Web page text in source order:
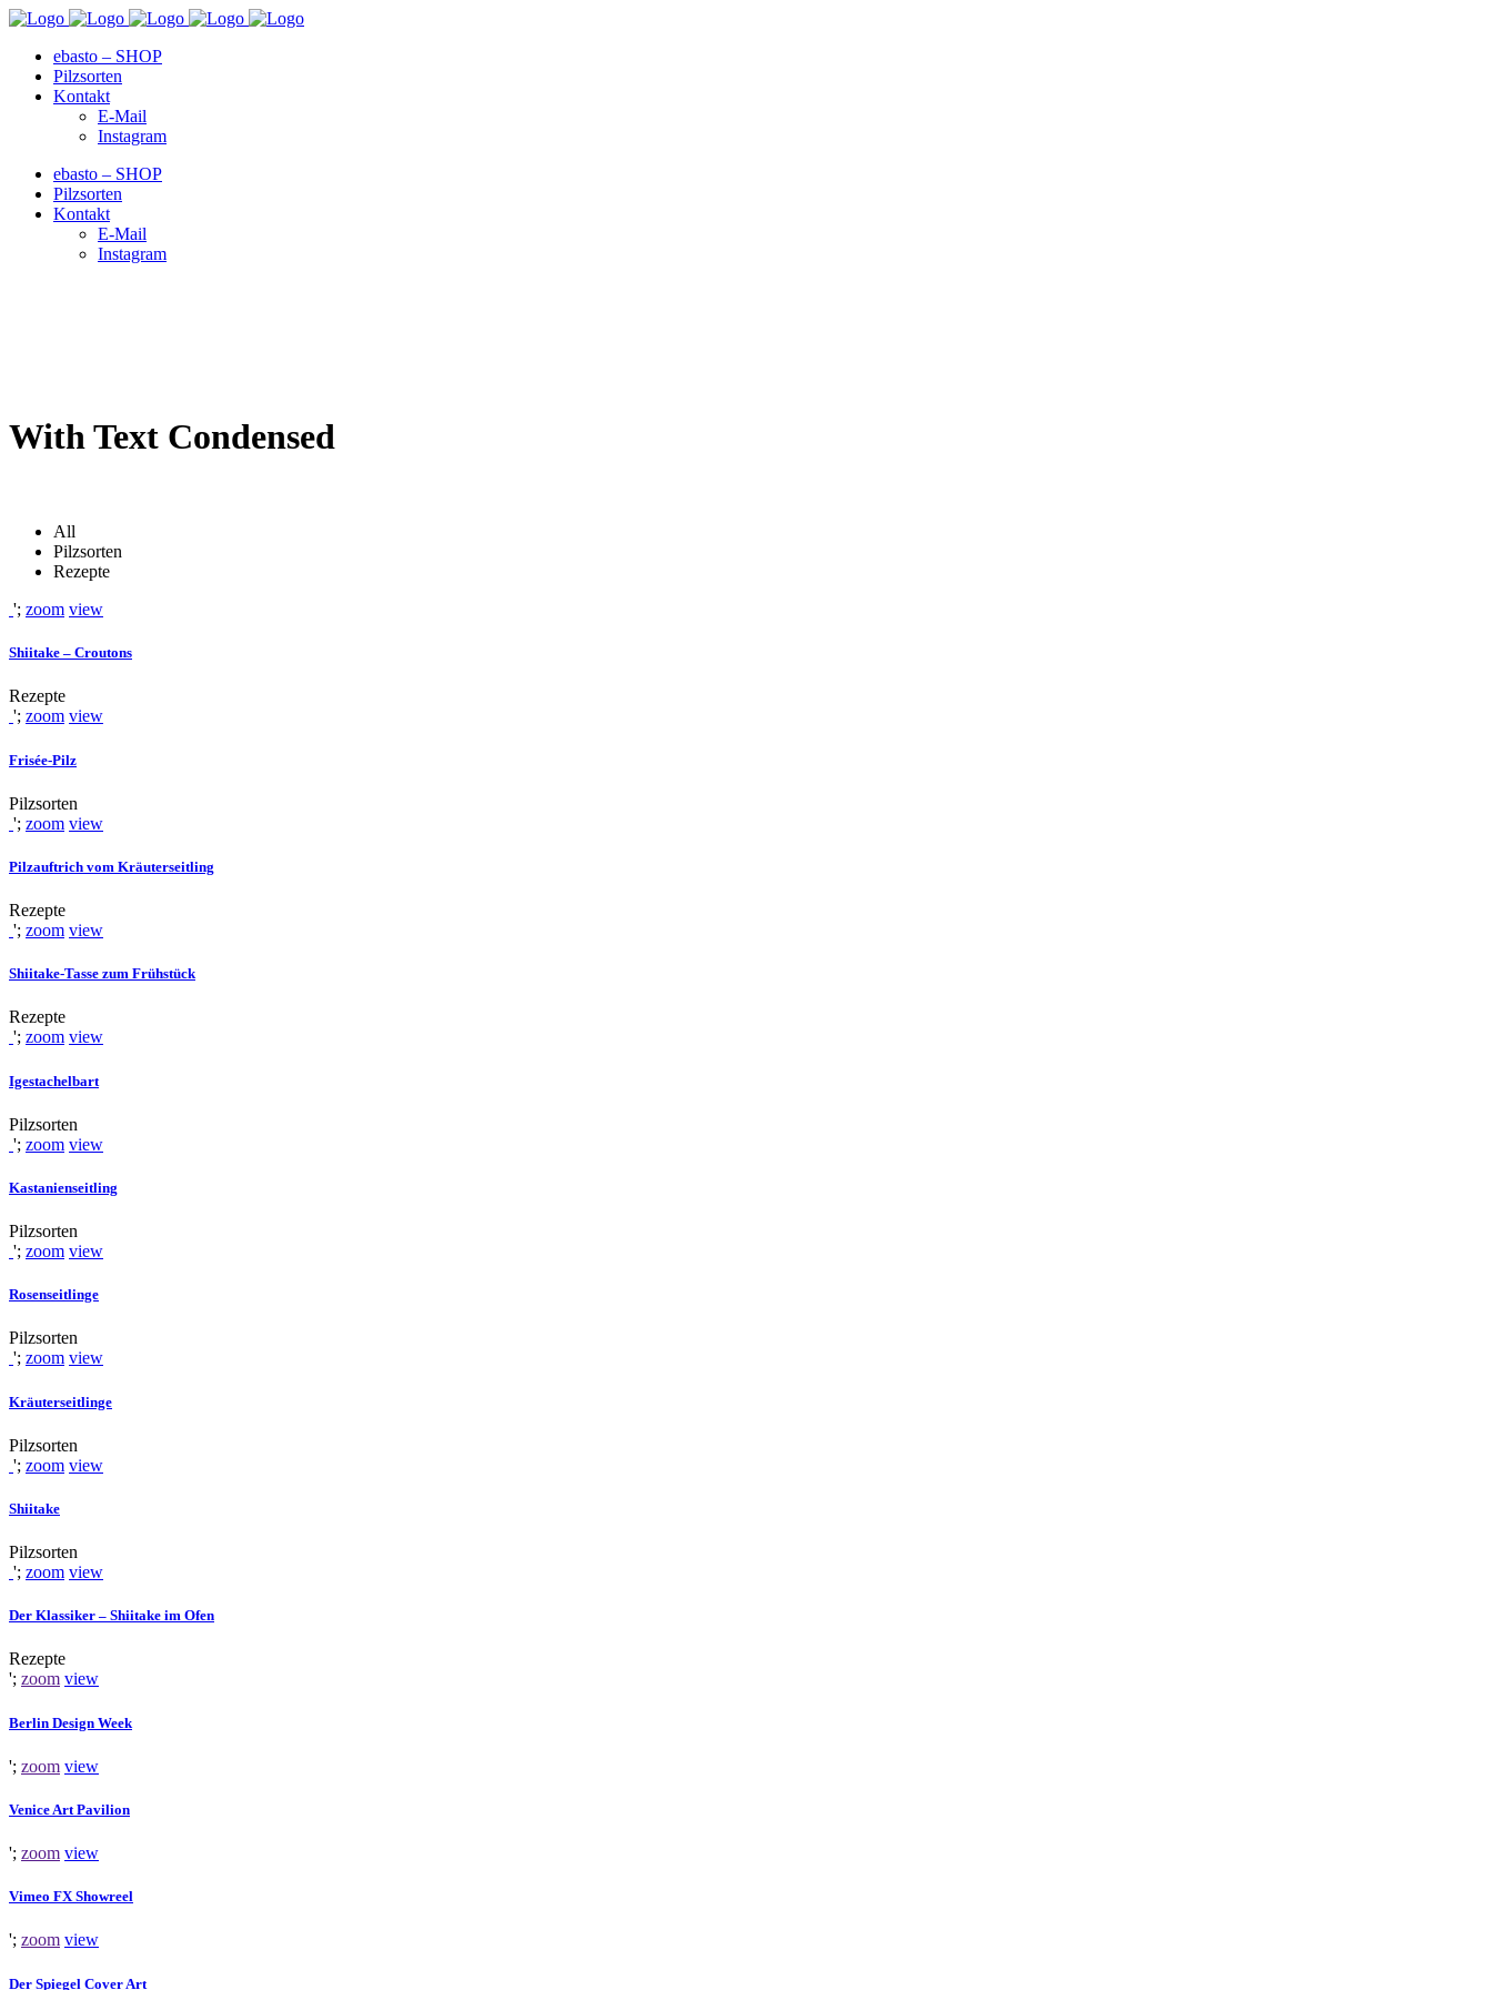
ebasto – SHOP
Pilzsorten
Kontakt
E-Mail
Instagram
ebasto – SHOP
Pilzsorten
Kontakt
E-Mail
Instagram
With Text Condensed
All
Pilzsorten
Rezepte
'; zoom view
Shiitake – Croutons
Rezepte
'; zoom view
Frisée-Pilz
Pilzsorten
'; zoom view
Pilzauftrich vom Kräuterseitling
Rezepte
'; zoom view
Shiitake-Tasse zum Frühstück
Rezepte
'; zoom view
Igestachelbart
Pilzsorten
'; zoom view
Kastanienseitling
Pilzsorten
'; zoom view
Rosenseitlinge
Pilzsorten
'; zoom view
Kräuterseitlinge
Pilzsorten
'; zoom view
Shiitake
Pilzsorten
'; zoom view
Der Klassiker – Shiitake im Ofen
Rezepte
'; zoom view
Berlin Design Week
'; zoom view
Venice Art Pavilion
'; zoom view
Vimeo FX Showreel
'; zoom view
Der Spiegel Cover Art